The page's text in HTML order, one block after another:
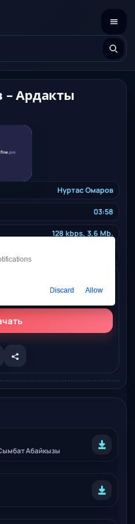
– Ардакты
Нуртас Омаров
03:58
128 kbps, 3,6 Mb.
Абайкызы
Discard Allow